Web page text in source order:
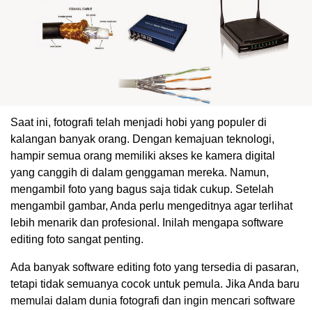
Saat ini, fotografi telah menjadi hobi yang populer di
kalangan banyak orang. Dengan kemajuan teknologi,
hampir semua orang memiliki akses ke kamera digital
yang canggih di dalam genggaman mereka. Namun,
mengambil foto yang bagus saja tidak cukup. Setelah
mengambil gambar, Anda perlu mengeditnya agar terlihat
lebih menarik dan profesional. Inilah mengapa software
editing foto sangat penting.
Ada banyak software editing foto yang tersedia di pasaran,
tetapi tidak semuanya cocok untuk pemula. Jika Anda baru
memulai dalam dunia fotografi dan ingin mencari software